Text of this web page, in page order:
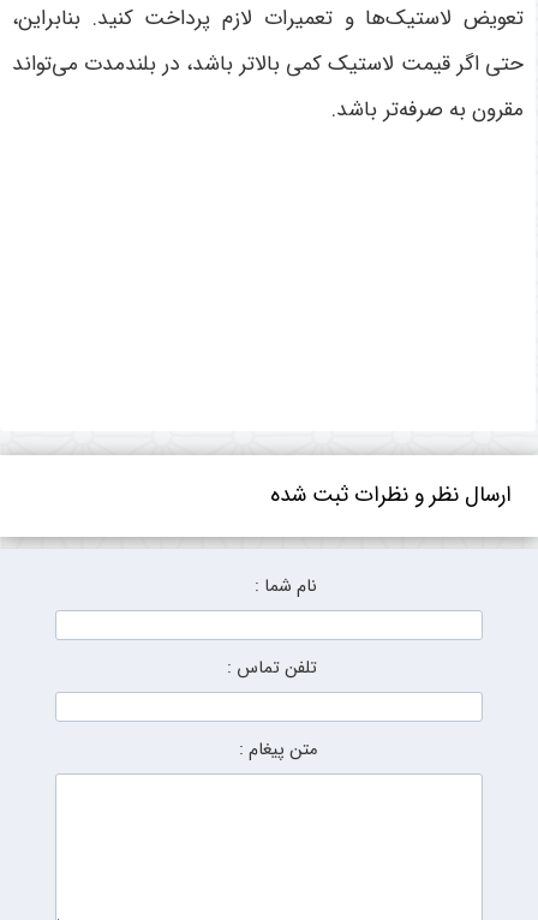
تعویض لاستیک‌ها و تعمیرات لازم پرداخت کنید. بنابراین،
حتی اگر قیمت لاستیک کمی بالاتر باشد، در بلندمدت می‌تواند
مقرون به صرفه‌تر باشد.
ارسال نظر و نظرات ثبت شده
نام شما :
تلفن تماس :
متن پیغام :